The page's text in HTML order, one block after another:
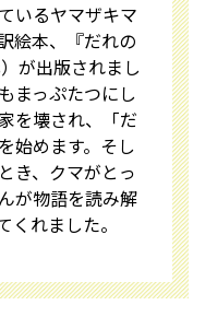
いるヤマザキマ
絵本、『だれの
が出版されまし
まっぷたつにし
を壊され、「だ
始めます。そし
き、クマがとっ
物語を読み解
くれました。